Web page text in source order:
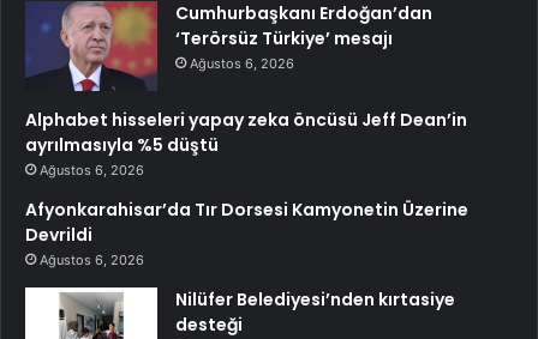
Cumhurbaşkanı Erdoğan’dan
‘Terörsüz Türkiye’ mesajı
Ağustos 6, 2026
Alphabet hisseleri yapay zeka öncüsü Jeff Dean’in
ayrılmasıyla %5 düştü
Ağustos 6, 2026
Afyonkarahisar’da Tır Dorsesi Kamyonetin Üzerine
Devrildi
Ağustos 6, 2026
Nilüfer Belediyesi’nden kırtasiye
desteği